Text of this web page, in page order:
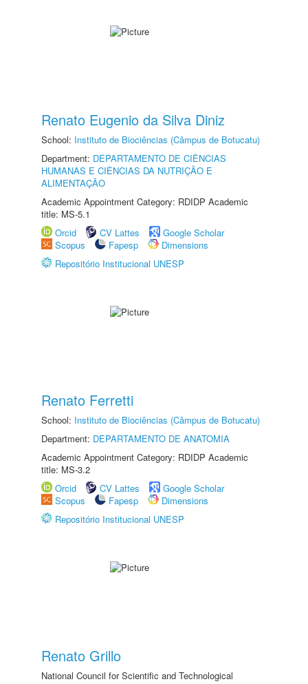
Renato Eugenio da Silva Diniz
School: Instituto de Biociências (Câmpus de Botucatu)
Department: DEPARTAMENTO DE CIÊNCIAS
HUMANAS E CIÊNCIAS DA NUTRIÇÃO E
ALIMENTAÇÃO
Academic Appointment Category: RDIDP Academic
title: MS-5.1
Orcid
CV Lattes
Google Scholar
Scopus
Fapesp
Dimensions
Repositório Institucional UNESP
Renato Ferretti
School: Instituto de Biociências (Câmpus de Botucatu)
Department: DEPARTAMENTO DE ANATOMIA
Academic Appointment Category: RDIDP Academic
title: MS-3.2
Orcid
CV Lattes
Google Scholar
Scopus
Fapesp
Dimensions
Repositório Institucional UNESP
Renato Grillo
National Council for Scientific and Technological